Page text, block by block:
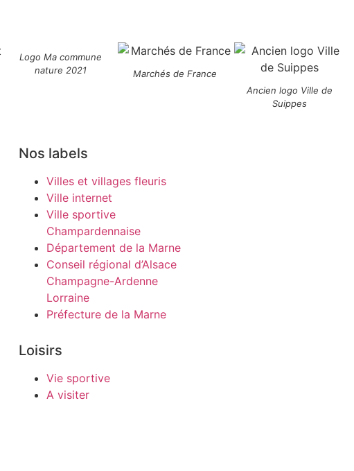
Logo Ma commune
nature 2021
Marchés de France
Ancien logo Ville de
Suippes
Nos labels
Villes et villages fleuris
Ville internet
Ville sportive
Champardennaise
Département de la Marne
Conseil régional d’Alsace
Champagne-Ardenne
Lorraine
Préfecture de la Marne
Loisirs
Vie sportive
A visiter